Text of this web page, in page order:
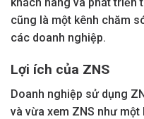
cũng là một kênh chăm
các doanh nghiệp.
Lợi ích của ZNS
Doanh nghiệp sử dụng
và vừa xem ZNS như